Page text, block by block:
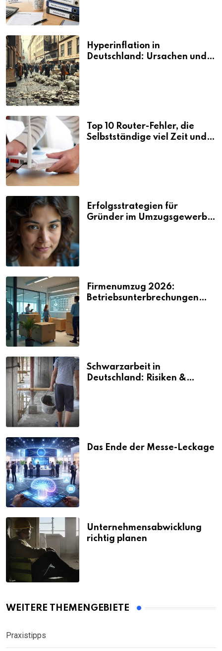
Hyperinflation in
Deutschland: Ursachen und
Top 10 Router-Fehler, die
Selbstständige viel Zeit und
Erfolgsstrategien für
Gründer im Umzugsgewerbe
Firmenumzug 2026:
Betriebsunterbrechungen
Schwarzarbeit in
Deutschland: Risiken &
Das Ende der Messe-Leckage
Unternehmensabwicklung
richtig planen
WEITERE THEMENGEBIETE
Praxistipps